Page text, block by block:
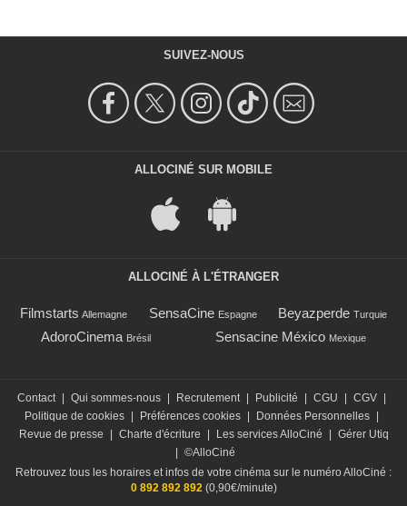
SUIVEZ-NOUS
ALLOCINÉ SUR MOBILE
ALLOCINÉ À L'ÉTRANGER
Filmstarts Allemagne SensaCine Espagne Beyazperde Turquie
AdoroCinema Brésil Sensacine México Mexique
Contact Qui sommes-nous Recrutement Publicité CGU CGV
Politique de cookies
Préférences cookies Données Personnelles
Revue de presse
Charte d'écriture Les services AlloCiné
Gérer Utiq
©AlloCiné
Retrouvez tous les horaires et infos de votre cinéma sur le numéro AlloCiné :
0 892 892 892(0,90€/minute)